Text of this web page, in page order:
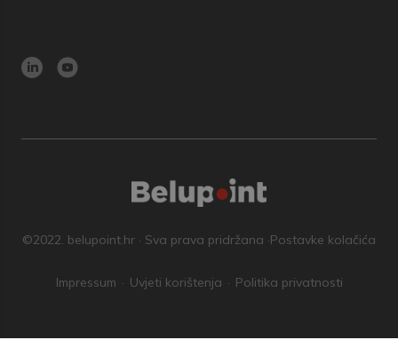
©2022. belupoint.hr · Sva prava pridržana ·Postavke kolačića
Impressum Uvjeti korištenja Politika privatnosti